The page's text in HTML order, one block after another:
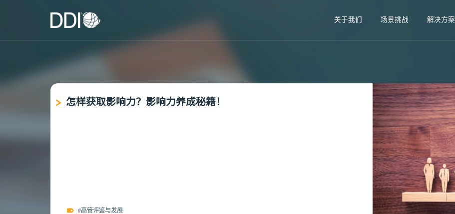
关于我们 场景挑战 解决方案
怎样获取影响力？影响力养成秘籍！
#高管评鉴与发展